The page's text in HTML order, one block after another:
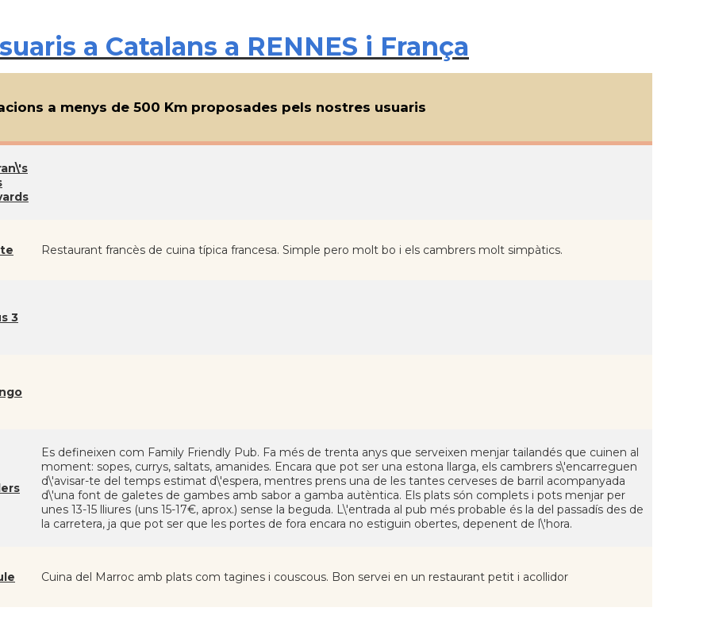
a Catalans a RENNES i França
a menys de 500 Km proposades pels nostres usuaris
Restaurant francès de cuina típica francesa. Simple pero molt bo i els cambrers molt simpàtics.
3
Es defineixen com Family Friendly Pub. Fa més de trenta anys que serveixen menjar tailandés que cuinen al
moment: sopes, currys, saltats, amanides. Encara que pot ser una estona llarga, els cambrers s\'encarreguen
d\'avisar-te del temps estimat d\'espera, mentres prens una de les tantes cerveses de barril acompanyada
d\'una font de galetes de gambes amb sabor a gamba autèntica. Els plats són complets i pots menjar per
unes 13-15 lliures (uns 15-17€, aprox.) sense la beguda. L\'entrada al pub més probable és la del passadís des de
la carretera, ja que pot ser que les portes de fora encara no estiguin obertes, depenent de l\'hora.
Cuina del Marroc amb plats com tagines i couscous. Bon servei en un restaurant petit i acollidor